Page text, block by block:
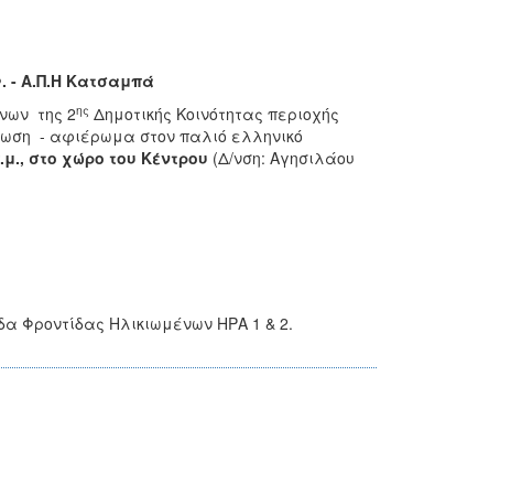
- Α.Π.Η Κατσαμπά
της 2ης Δημοτικής Κοινότητας περιοχής
- αφιέρωμα στον παλιό ελληνικό
στο χώρο του Κέντρου (Δ/νση: Αγησιλάου
Φροντίδας Ηλικιωμένων ΗΡΑ 1 & 2.